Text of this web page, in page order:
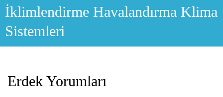
Skip
content
İklimlendirme Havalandırma Klima
Sistemleri
Erdek Yorumları